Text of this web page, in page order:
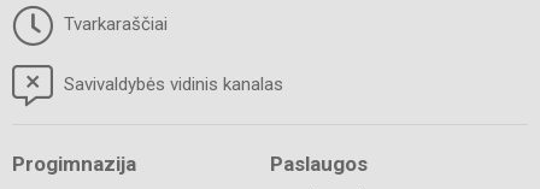
Tvarkaraščiai
Savivaldybės vidinis kanalas
Progimnazija Paslaugos